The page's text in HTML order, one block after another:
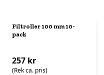
Filtroller 100 mm 10-
pack
257 kr
(Rek ca. pris)